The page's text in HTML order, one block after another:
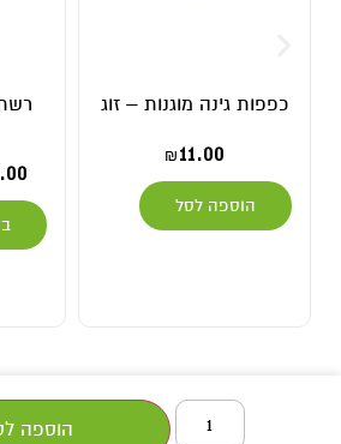
כפפות גינה מוגנות – זוג
₪11.00
הוספה לסל
הוספה